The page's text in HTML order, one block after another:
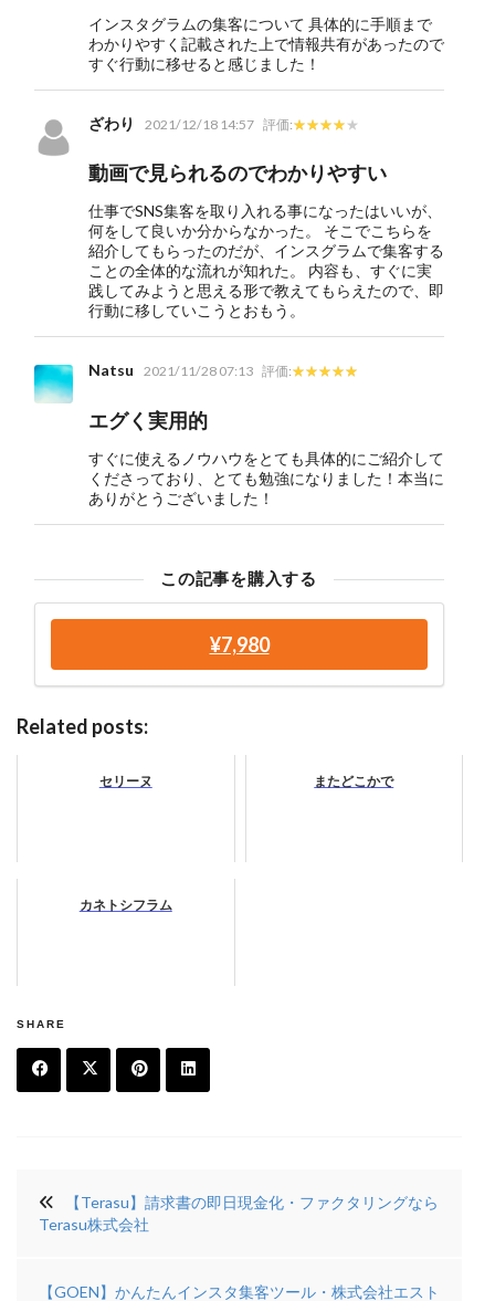
インスタグラムの集客について 具体的に手順まで
わかりやすく記載された上で情報共有があったので
すぐ行動に移せると感じました！
ざわり 2021/12/18 14:57 評価:
動画で見られるのでわかりやすい
仕事でSNS集客を取り入れる事になったはいいが、
何をして良いか分からなかった。 そこでこちらを
紹介してもらったのだが、インスグラムで集客する
ことの全体的な流れが知れた。 内容も、すぐに実
践してみようと思える形で教えてもらえたので、即
行動に移していこうとおもう。
Natsu 2021/11/28 07:13 評価:
エグく実用的
すぐに使えるノウハウをとても具体的にご紹介して
くださっており、とても勉強になりました！本当に
ありがとうございました！
この記事を購入する
¥7,980
Related posts:
セリーヌ またどこかで
カネトシフラム
SHARE
e
t
r
e
e
n
稿
【Terasu】請求書の即日現金化・ファクタリングなら
Terasu株式会社
【GOEN】かんたんインスタ集客ツール・株式会社エスト